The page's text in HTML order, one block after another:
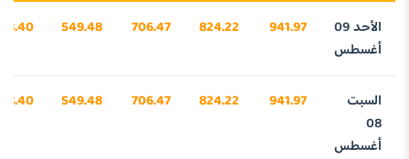
الأحد 09
أغسطس
941.97
824.22
706.47
549.48
السبت
08
أغسطس
941.97
824.22
706.47
549.48